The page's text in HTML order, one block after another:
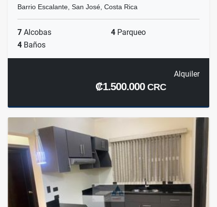
Barrio Escalante, San José, Costa Rica
7 Alcobas 4 Parqueo
4 Baños
Alquiler
₡1.500.000CRC